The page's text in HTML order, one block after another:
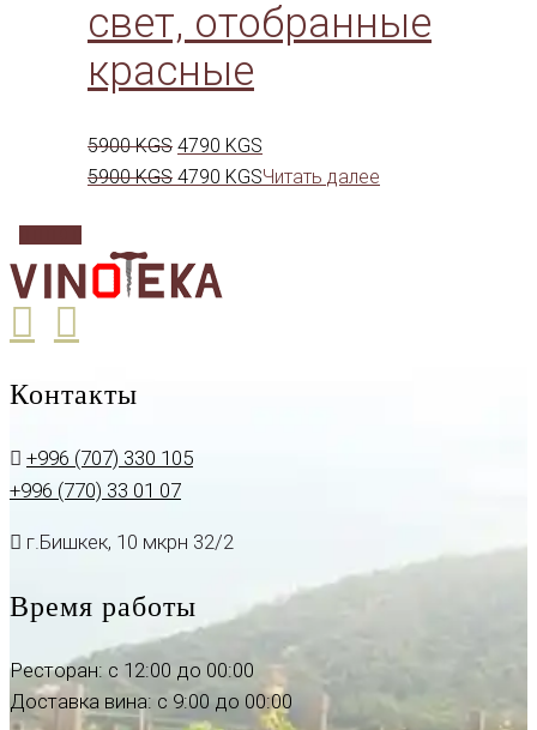
свет, отобранные
красные
5900KGS Первоначальная
цена
4790 KGS
цена:
5900KGS Первоначальная
5900 KGS.
4790 KGSТекущая
Читать далее
Контакты
+996 (707) 330 105
+996 (770) 33 01 07
г.Бишкек, 10 мкрн 32/2
Время работы
Ресторан: с 12:00 до 00:00
Доставка вина: с 9:00 до 00:00